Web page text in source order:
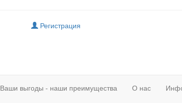
Регистрация
Ваши выгоды - наши преимущества О нас